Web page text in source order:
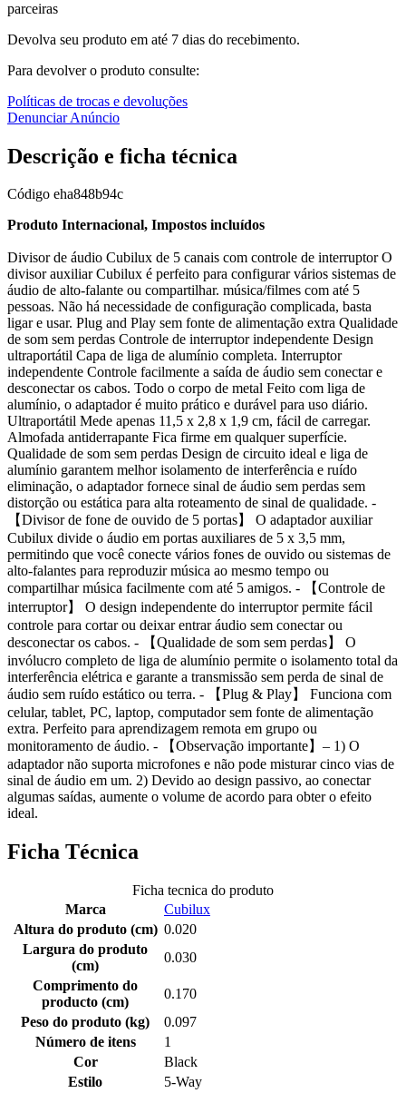
parceiras
Devolva seu produto em até 7 dias do recebimento.
Para devolver o produto consulte:
Políticas de trocas e devoluções
Denunciar Anúncio
Descrição e ficha técnica
Código eha848b94c
Produto Internacional, Impostos incluídos
Divisor de áudio Cubilux de 5 canais com controle de interruptor O
divisor auxiliar Cubilux é perfeito para configurar vários sistemas de
áudio de alto-falante ou compartilhar. música/filmes com até 5
pessoas. Não há necessidade de configuração complicada, basta
ligar e usar. Plug and Play sem fonte de alimentação extra Qualidade
de som sem perdas Controle de interruptor independente Design
ultraportátil Capa de liga de alumínio completa. Interruptor
independente Controle facilmente a saída de áudio sem conectar e
desconectar os cabos. Todo o corpo de metal Feito com liga de
alumínio, o adaptador é muito prático e durável para uso diário.
Ultraportátil Mede apenas 11,5 x 2,8 x 1,9 cm, fácil de carregar.
Almofada antiderrapante Fica firme em qualquer superfície.
Qualidade de som sem perdas Design de circuito ideal e liga de
alumínio garantem melhor isolamento de interferência e ruído
eliminação, o adaptador fornece sinal de áudio sem perdas sem
distorção ou estática para alta roteamento de sinal de qualidade. -
【Divisor de fone de ouvido de 5 portas】 O adaptador auxiliar
Cubilux divide o áudio em portas auxiliares de 5 x 3,5 mm,
permitindo que você conecte vários fones de ouvido ou sistemas de
alto-falantes para reproduzir música ao mesmo tempo ou
compartilhar música facilmente com até 5 amigos. - 【Controle de
interruptor】 O design independente do interruptor permite fácil
controle para cortar ou deixar entrar áudio sem conectar ou
desconectar os cabos. - 【Qualidade de som sem perdas】 O
invólucro completo de liga de alumínio permite o isolamento total da
interferência elétrica e garante a transmissão sem perda de sinal de
áudio sem ruído estático ou terra. - 【Plug & Play】 Funciona com
celular, tablet, PC, laptop, computador sem fonte de alimentação
extra. Perfeito para aprendizagem remota em grupo ou
monitoramento de áudio. - 【Observação importante】– 1) O
adaptador não suporta microfones e não pode misturar cinco vias de
sinal de áudio em um. 2) Devido ao design passivo, ao conectar
algumas saídas, aumente o volume de acordo para obter o efeito
ideal.
Ficha Técnica
Ficha tecnica do produto
Marca
Cubilux
Altura do produto (cm) 0.020
Largura do produto
(cm)
0.030
Comprimento do
producto (cm)
0.170
Peso do produto (kg)
0.097
Número de itens
1
Cor
Black
Estilo
5-Way